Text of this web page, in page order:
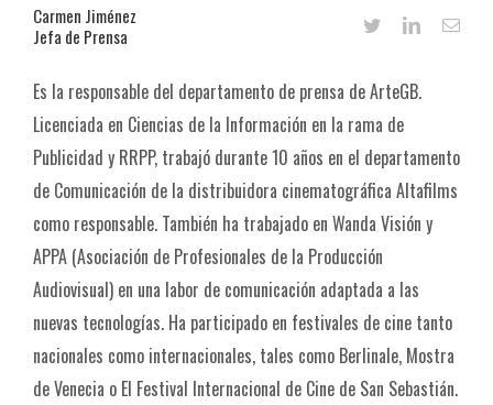
Carmen Jiménez
Jefa de Prensa
Es la responsable del departamento de prensa de ArteGB.
Licenciada en Ciencias de la Información en la rama de
Publicidad y RRPP, trabajó durante 10 años en el departamento
de Comunicación de la distribuidora cinematográfica Altafilms
como responsable. También ha trabajado en Wanda Visión y
APPA (Asociación de Profesionales de la Producción
Audiovisual) en una labor de comunicación adaptada a las
nuevas tecnologías. Ha participado en festivales de cine tanto
nacionales como internacionales, tales como Berlinale, Mostra
de Venecia o El Festival Internacional de Cine de San Sebastián.